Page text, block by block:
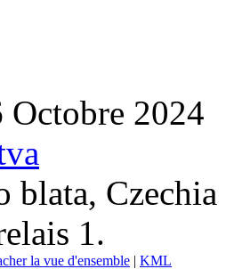
Octobre 2024
blata, Czechia
1.
la vue d'ensemble | KML